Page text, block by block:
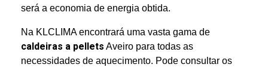
será a economia de energia obtida.
Na KLCLIMA encontrará uma vasta gama de
caldeiras a pellets Aveiro para todas as
necessidades de aquecimento. Pode consultar os